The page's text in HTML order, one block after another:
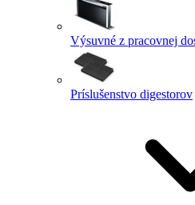
Výsuvné z pracovnej
Príslušenstvo digestorov